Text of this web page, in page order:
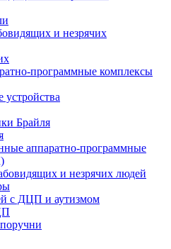
и незрячих
программные комплексы
устройства
Брайля
аппаратно-программные
и незрячих людей
с ДЦП и аутизмом